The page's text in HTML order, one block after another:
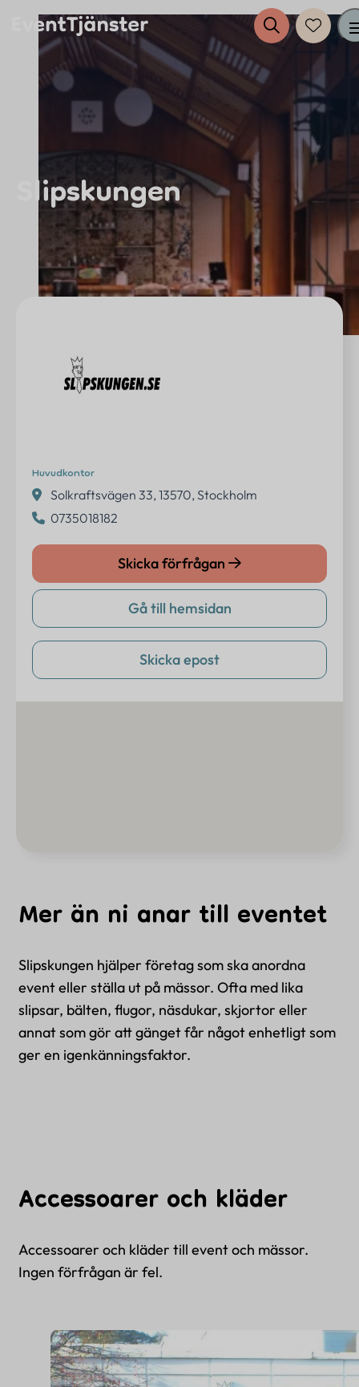
Tjänster
Eventplanering
Anslut dig till EventTjänster
Erbjudanden
FAQ
Logga in
info@eventtjanster.se
Adress
Slipskungen
Huvudkontor
Solkraftsvägen 33, 13570, Stockholm
0735018182
Skicka förfrågan
Gå till hemsidan
Skicka epost
Mer än ni anar till eventet
Slipskungen hjälper företag som ska anordna
event eller ställa ut på mässor. Ofta med lika
slipsar, bälten, flugor, näsdukar, skjortor eller
annat som gör att gänget får något enhetligt som
ger en igenkänningsfaktor.
Accessoarer och kläder
Accessoarer och kläder till event och mässor.
Ingen förfrågan är fel.